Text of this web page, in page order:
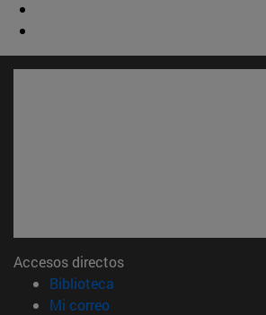
Accesos directos
Biblioteca
Mi correo(abre en nueva ventana)